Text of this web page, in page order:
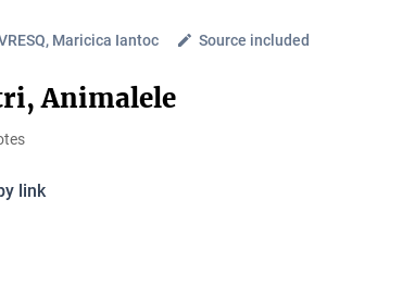
Maricica Iantoc
Source included
Animalele
link